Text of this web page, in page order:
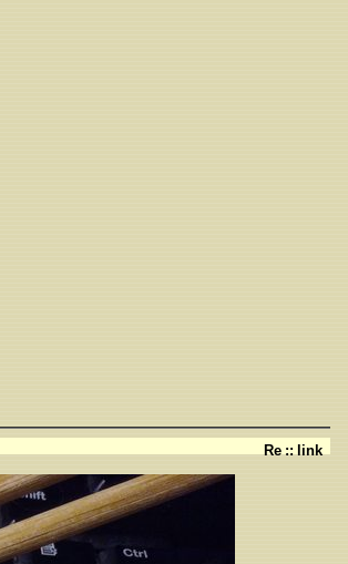
Re :: link